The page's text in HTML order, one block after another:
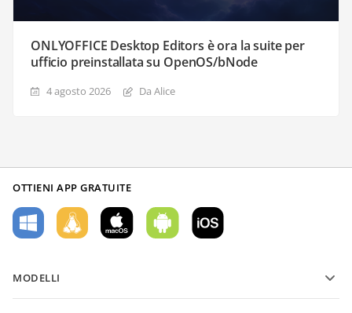
ONLYOFFICE Desktop Editors è ora la suite per
ufficio preinstallata su OpenOS/bNode
4 agosto 2026 Da Alice
OTTIENI APP GRATUITE
MODELLI